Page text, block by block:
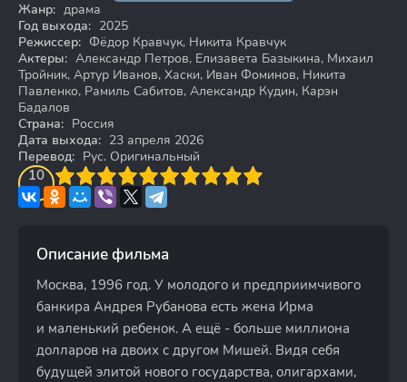
Жанр: драма
Год выхода: 2025
Режиссер: Фёдор Кравчук, Никита Кравчук
Актеры: Александр Петров, Елизавета Базыкина, Михаил
Тройник, Артур Иванов, Хаски, Иван Фоминов, Никита
Павленко, Рамиль Сабитов, Александр Кудин, Карэн
Бадалов
Страна: Россия
Дата выхода: 23 апреля 2026
Перевод: Рус. Оригинальный
10
4 5 6 7 8 9 10
Описание фильма
Москва, 1996 год. У молодого и предприимчивого
банкира Андрея Рубанова есть жена Ирма
и маленький ребенок. А ещё - больше миллиона
долларов на двоих с другом Мишей. Видя себя
будущей элитой нового государства, олигархами,